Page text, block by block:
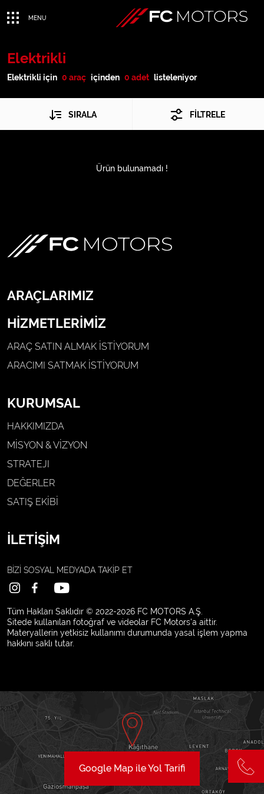
MENU
Elektrikli
Elektrikli için 0 araç içinden 0 adet listeleniyor
SIRALA FİLTRELE
Ürün bulunamadı !
ARAÇLARIMIZ
HİZMETLERİMİZ
ARAÇ SATIN ALMAK İSTIYORUM
ARACIMI SATMAK İSTIYORUM
KURUMSAL
HAKKIMIZDA
MİSYON & VİZYON
STRATEJI
DEĞERLER
SATIŞ EKİBİ
İLETİŞİM
BİZİ SOSYAL MEDYADA TAKİP ET
Tüm Hakları Saklıdır © 2022-2026 FC MOTORS A.Ş.
Sitede kullanılan fotoğraf ve videolar FC Motors'a aittir.
Materyallerin yetkisiz kullanımı durumunda yasal işlem yapma
hakkını saklı tutar.
Google Map ile Yol Tarifi